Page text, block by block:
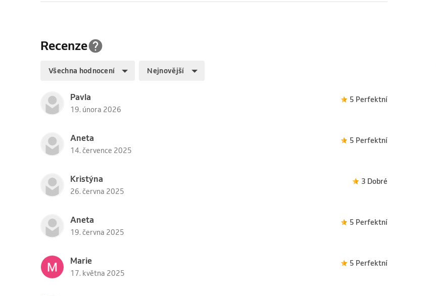
Recenze
Všechna hodnocení Nejnovější
Pavla
19. února 2026
5 Perfektní
Aneta
14. července 2025
5 Perfektní
Kristýna
26. června 2025
3 Dobré
Aneta
19. června 2025
5 Perfektní
Marie
17. května 2025
5 Perfektní